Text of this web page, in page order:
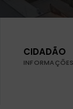
CIDADÃO